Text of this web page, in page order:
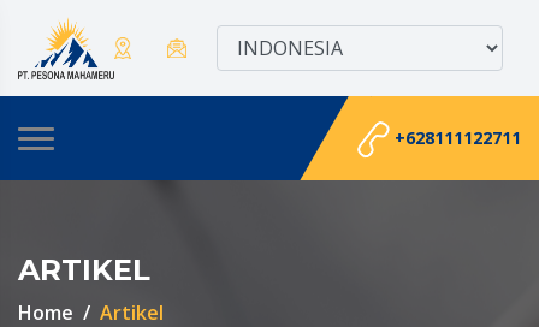
+628111122711
ARTIKEL
Home Artikel